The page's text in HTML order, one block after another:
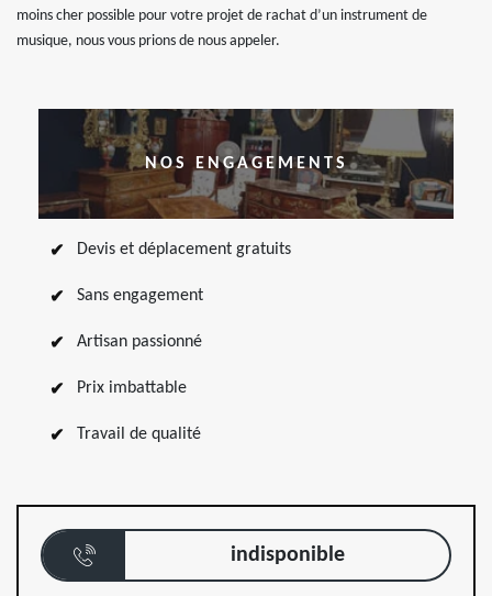
moins cher possible pour votre projet de rachat d’un instrument de
musique, nous vous prions de nous appeler.
NOS ENGAGEMENTS
Devis et déplacement gratuits
Sans engagement
Artisan passionné
Prix imbattable
Travail de qualité
indisponible